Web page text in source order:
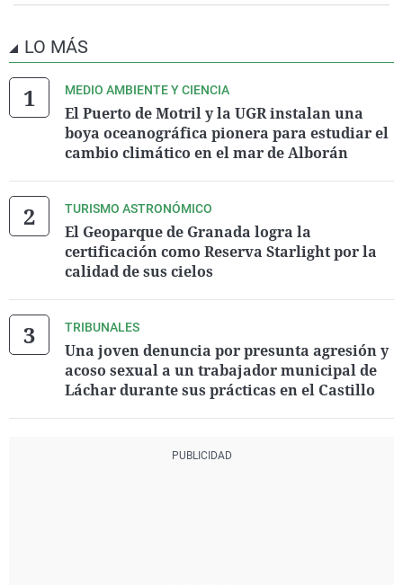
LO MÁS
MEDIO AMBIENTE Y CIENCIA
El Puerto de Motril y la UGR instalan una
boya oceanográfica pionera para estudiar el
cambio climático en el mar de Alborán
TURISMO ASTRONÓMICO
El Geoparque de Granada logra la
certificación como Reserva Starlight por la
calidad de sus cielos
TRIBUNALES
Una joven denuncia por presunta agresión y
acoso sexual a un trabajador municipal de
Láchar durante sus prácticas en el Castillo